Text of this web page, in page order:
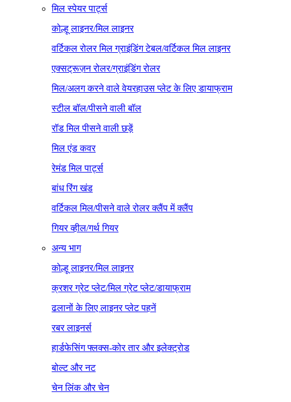
मिल स्पेयर पार्ट्स
कोल्हू लाइनर/मिल लाइनर
वर्टिकल रोलर मिल ग्राइंडिंग टेबल/वर्टिकल मिल लाइनर
एक्सट्रूज़न रोलर/ग्राइंडिंग रोलर
मिल/अलग करने वाले वेयरहाउस प्लेट के लिए डायाफ्राम
स्टील बॉल/पीसने वाली बॉल
रॉड मिल पीसने वाली छड़ें
मिल एंड कवर
रेमंड मिल पार्ट्स
बांध रिंग खंड
वर्टिकल मिल/पीसने वाले रोलर क्लैंप में क्लैंप
गियर व्हील/गर्थ गियर
अन्य भाग
कोल्हू लाइनर/मिल लाइनर
क्रशर ग्रेट प्लेट/मिल ग्रेट प्लेट/डायाफ्राम
ढलानों के लिए लाइनर प्लेट पहनें
रबर लाइनर्स
हार्डफेसिंग फ्लक्स-कोर तार और इलेक्ट्रोड
बोल्ट और नट
चेन लिंक और चेन